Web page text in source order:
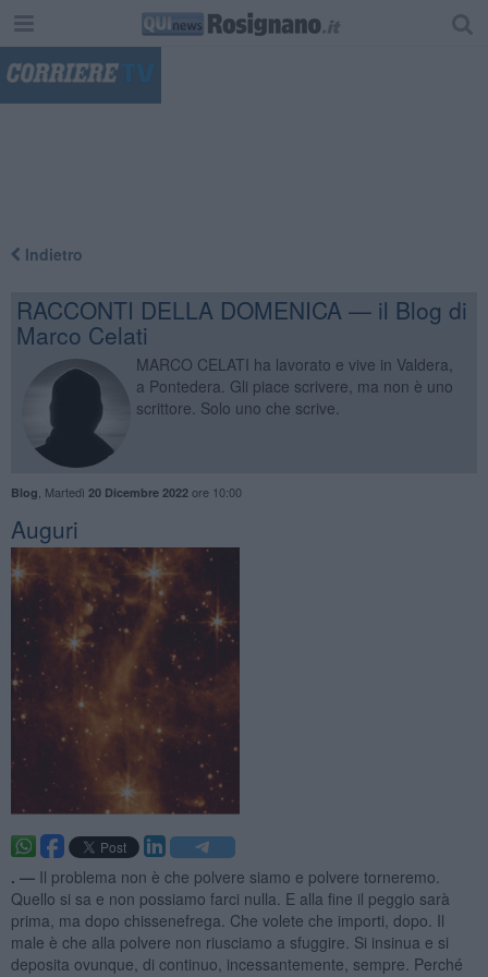
Indietro
RACCONTI DELLA DOMENICA — il Blog di
Marco Celati
MARCO CELATI ha lavorato e vive in Valdera,
a Pontedera. Gli piace scrivere, ma non è uno
scrittore. Solo uno che scrive.
Blog Martedì 20 Dicembre 2022ore 10:00
Auguri
. — Il problema non è che polvere siamo e polvere torneremo.
Quello si sa e non possiamo farci nulla. E alla fine il peggio sarà
prima, ma dopo chissenefrega. Che volete che importi, dopo. Il
male è che alla polvere non riusciamo a sfuggire. Si insinua e si
deposita ovunque, di continuo, incessantemente, sempre. Perché